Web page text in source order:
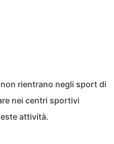
rientrano negli sport di
nei centri sportivi
attività.